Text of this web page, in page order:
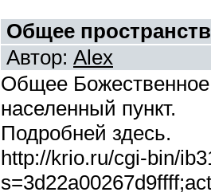
Общее
Автор: Alex
Общее
населенный пункт.
Подробней здесь.
http://krio.ru/cgi-bin/